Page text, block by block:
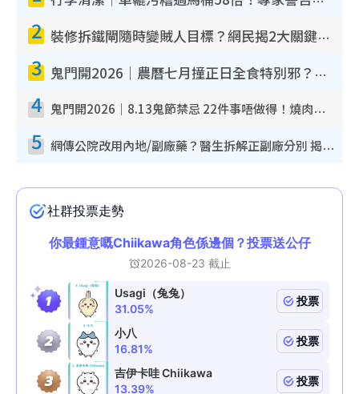
2 裝修拆鐵閘隨時變賊人目標？網民揭2大關鍵用途：裝新式等於白裝？附新舊鐵閘分別
3 鬼門開2026｜農曆七月撞正日全食特別邪？專家警告切忌做一事！揭4大禁忌+2招保平安
4 鬼門開2026｜8.13鬼節禁忌 22件事唔做得！燒肉、刺身要少食？半夜勿吹口哨/打呢個電話
5 網傳公院改用內地/副廠藥？醫生拆解正副廠分別 揭4類人換藥隨時出事